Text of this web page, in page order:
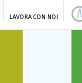
LAVORA CON NOI